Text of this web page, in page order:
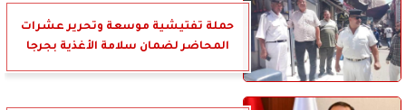
حملة تفتيشية موسعة وتحرير عشرات
المحاضر لضمان سلامة الأغذية بجرجا